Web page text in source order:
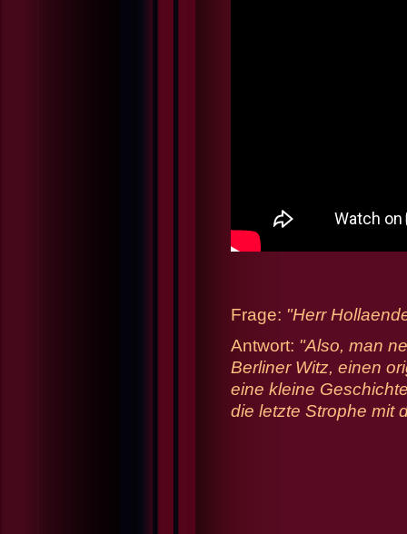
Frage: "Herr
Antwort: "Also, man
Berliner Witz, einen
eine kleine
die letzte Strophe mit